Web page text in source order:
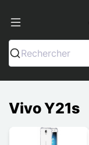
Rechercher
Vivo Y21s